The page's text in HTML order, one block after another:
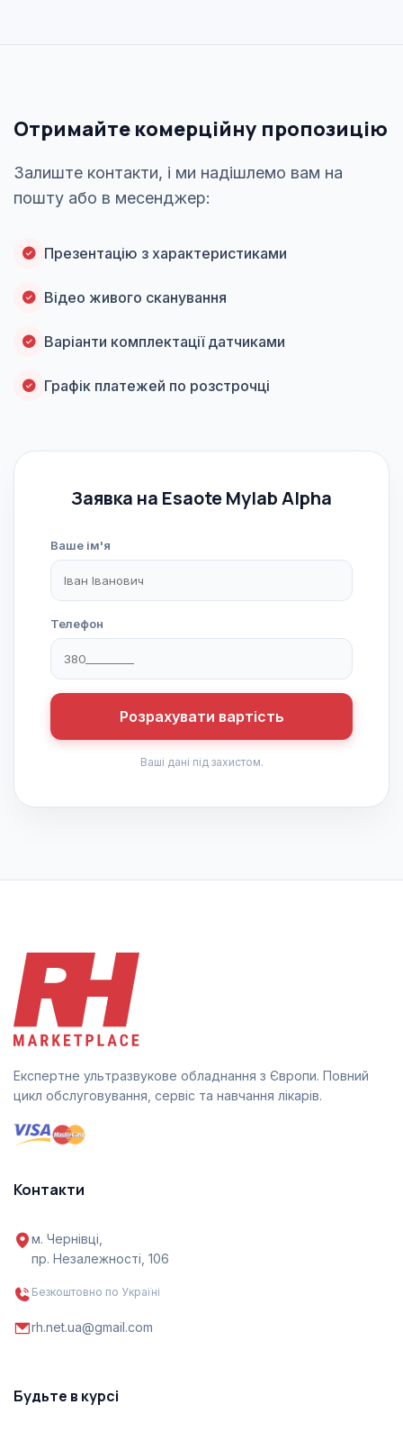
Отримайте комерційну пропозицію
Залиште контакти, і ми надішлемо вам на
пошту або в месенджер:
Презентацію з характеристиками
Відео живого сканування
Варіанти комплектації датчиками
Графік платежей по розстрочці
Заявка на Esaote Mylab Alpha
Ваше ім'я
Телефон
Розрахувати вартість
Ваші дані під захистом.
Експертне ультразвукове обладнання з Європи. Повний
цикл обслуговування, сервіс та навчання лікарів.
Контакти
м. Чернівці,
пр. Незалежності, 106
Безкоштовно по Україні
rh.net.ua@gmail.com
Будьте в курсі